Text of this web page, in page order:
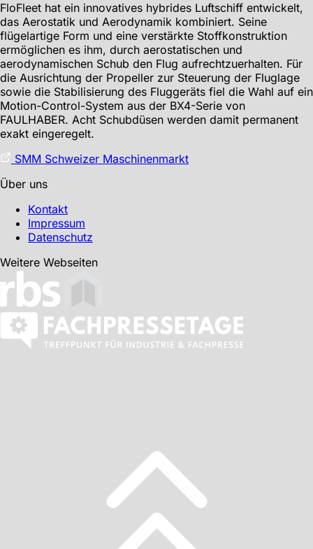
FloFleet hat ein innovatives hybrides Luftschiff entwickelt,
das Aerostatik und Aerodynamik kombiniert. Seine
flügelartige Form und eine verstärkte Stoffkonstruktion
ermöglichen es ihm, durch aerostatischen und
aerodynamischen Schub den Flug aufrechtzuerhalten. Für
die Ausrichtung der Propeller zur Steuerung der Fluglage
sowie die Stabilisierung des Fluggeräts fiel die Wahl auf ein
Motion-Control-System aus der BX4-Serie von
FAULHABER. Acht Schubdüsen werden damit permanent
exakt eingeregelt.
SMM Schweizer Maschinenmarkt
Über uns
Kontakt
Impressum
Datenschutz
Weitere Webseiten